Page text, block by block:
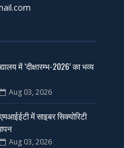
में ‘दीक्षारम्भ-2026’ का भव्य
Aug 03, 2026
में साइबर सिक्योरिटी
Aug 03, 2026